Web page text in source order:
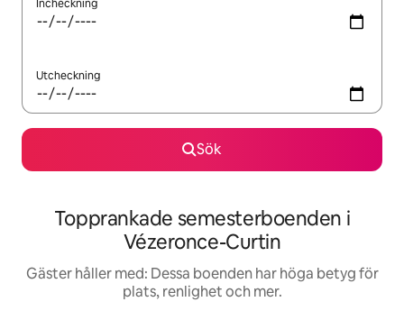
Incheckning
Utcheckning
Sök
Topprankade semesterboenden i
Vézeronce-Curtin
Gäster håller med: Dessa boenden har höga betyg för
plats, renlighet och mer.